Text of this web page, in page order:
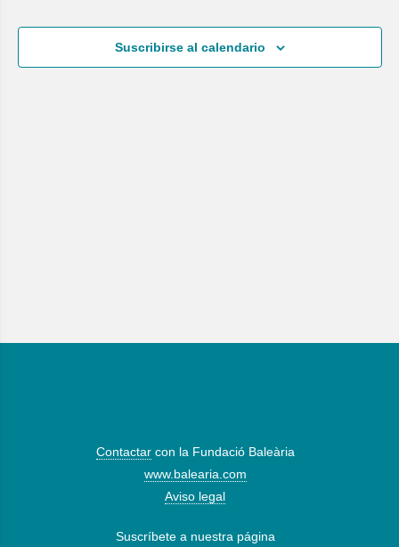
de
Suscribirse al calendario
Contactarcon la Fundació Baleària
www.balearia.com
Aviso legal
Suscríbete a nuestra página